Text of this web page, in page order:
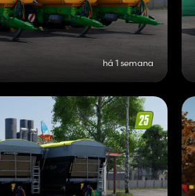
há 1 semana